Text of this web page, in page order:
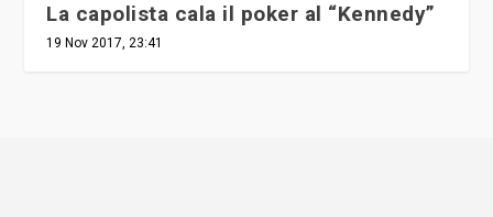
La capolista cala il poker al “Kennedy”
19 Nov 2017, 23:41